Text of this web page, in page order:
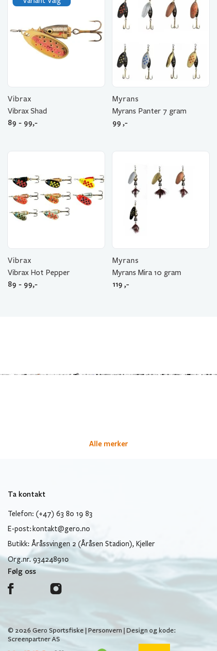
Vibrax
Vibrax Shad
89 - 99,-
Myrans
Myrans Panter 7 gram
99 ,-
Vibrax
Vibrax Hot Pepper
89 - 99,-
Myrans
Myrans Mira 10 gram
119 ,-
Alle merker
Ta kontakt
Telefon: (+47) 63 80 19 83
E-post: kontakt@gero.no
Butikk: Åråssvingen 2 (Åråsen Stadion), Kjeller
Org.nr. 934248910
Følg oss
© 2026 Gero Sportsfiske | Personvern | Design og kode:
Screenpartner AS